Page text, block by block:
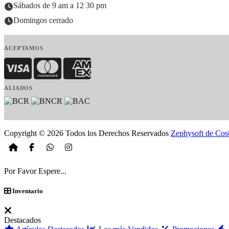
Sábados de 9 am a 12 30 pm
Domingos cerrado
ACEPTAMOS
Visa MasterCardAmerican Express
ALIADOS
Copyright © 2026 Todos los Derechos Reservados Zephysoft de
Por Favor Espere...
Inventario
Destacados